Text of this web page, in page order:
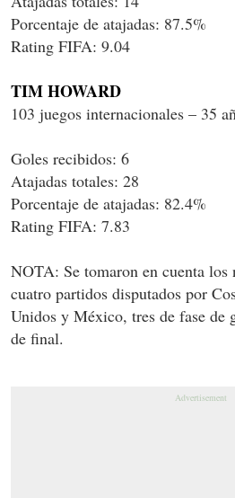
Porcentaje de atajadas: 87.5%
Rating FIFA: 9.04
TIM HOWARD
103 juegos internacionales – 35
Goles recibidos: 6
Atajadas totales: 28
Porcentaje de atajadas: 82.4%
Rating FIFA: 7.83
NOTA: Se tomaron en cuenta los
cuatro partidos disputados por
Unidos y México, tres de fase de
de final.